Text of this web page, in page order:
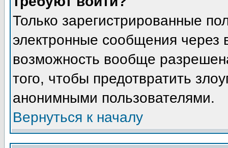
Только зарегистрированные
электронные сообщения через
возможность вообще
того, чтобы предотвратить
анонимными пользователями.
Вернуться к началу